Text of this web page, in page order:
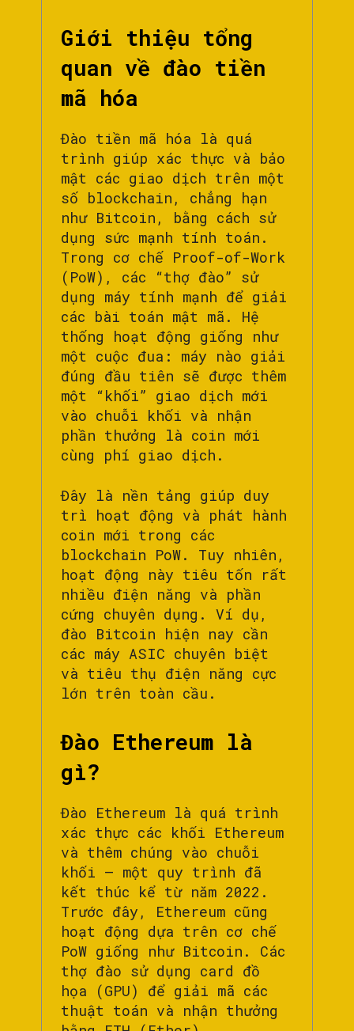
Giới thiệu tổng
quan về đào tiền
mã hóa
Đào tiền mã hóa là quá
trình giúp xác thực và bảo
mật các giao dịch trên một
số blockchain, chẳng hạn
như Bitcoin, bằng cách sử
dụng sức mạnh tính toán.
Trong cơ chế Proof-of-Work
(PoW), các “thợ đào” sử
dụng máy tính mạnh để giải
các bài toán mật mã. Hệ
thống hoạt động giống như
một cuộc đua: máy nào giải
đúng đầu tiên sẽ được thêm
một “khối” giao dịch mới
vào chuỗi khối và nhận
phần thưởng là coin mới
cùng phí giao dịch.
Đây là nền tảng giúp duy
trì hoạt động và phát hành
coin mới trong các
blockchain PoW. Tuy nhiên,
hoạt động này tiêu tốn rất
nhiều điện năng và phần
cứng chuyên dụng. Ví dụ,
đào Bitcoin hiện nay cần
các máy ASIC chuyên biệt
và tiêu thụ điện năng cực
lớn trên toàn cầu.
Đào Ethereum là
gì?
Đào Ethereum là quá trình
xác thực các khối Ethereum
và thêm chúng vào chuỗi
khối – một quy trình đã
kết thúc kể từ năm 2022.
Trước đây, Ethereum cũng
hoạt động dựa trên cơ chế
PoW giống như Bitcoin. Các
thợ đào sử dụng card đồ
họa (GPU) để giải mã các
thuật toán và nhận thưởng